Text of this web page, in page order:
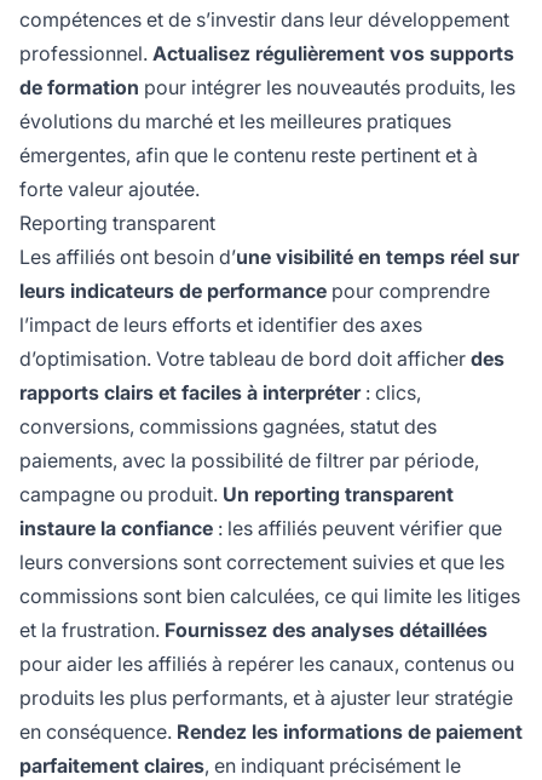
compétences et de s’investir dans leur développement
professionnel. Actualisez régulièrement vos supports
de formation pour intégrer les nouveautés produits, les
évolutions du marché et les meilleures pratiques
émergentes, afin que le contenu reste pertinent et à
forte valeur ajoutée.
Reporting transparent
Les affiliés ont besoin d’une visibilité en temps réel sur
leurs indicateurs de performance pour comprendre
l’impact de leurs efforts et identifier des axes
d’optimisation. Votre tableau de bord doit afficher des
rapports clairs et faciles à interpréter: clics,
conversions, commissions gagnées, statut des
paiements, avec la possibilité de filtrer par période,
campagne ou produit. Un reporting transparent
instaure la confiance : les affiliés peuvent vérifier que
leurs conversions sont correctement suivies et que les
commissions sont bien calculées, ce qui limite les litiges
et la frustration. Fournissez des analyses détaillées
pour aider les affiliés à repérer les canaux, contenus ou
produits les plus performants, et à ajuster leur stratégie
en conséquence. Rendez les informations de paiement
parfaitement claires, en indiquant précisément le